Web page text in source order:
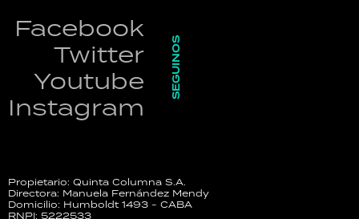
Facebook
Twitter
Youtube
Instagram
SEGUINOS
Propietario: Quinta Columna S.A.
Directora: Manuela Fernández Mendy
Domicilio: Humboldt 1493 - CABA
RNPI: 5222533